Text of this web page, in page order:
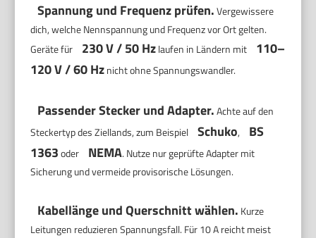
Spannung und Frequenz prüfen.Vergewissere
dich, welche Nennspannung und Frequenz vor Ort gelten.
Geräte für
230 V / 50 Hzlaufen in Ländern mit
110–
120 V / 60 Hznicht ohne Spannungswandler.
Passender Stecker und Adapter.Achte auf den
Steckertyp des Ziellands, zum Beispiel
Schuko,
BS
1363oder NEMA. Nutze nur geprüfte Adapter mit
Sicherung und vermeide provisorische Lösungen.
Kabellänge und Querschnitt wählen. Kurze
Leitungen reduzieren Spannungsfall. Für 10 A reicht meist